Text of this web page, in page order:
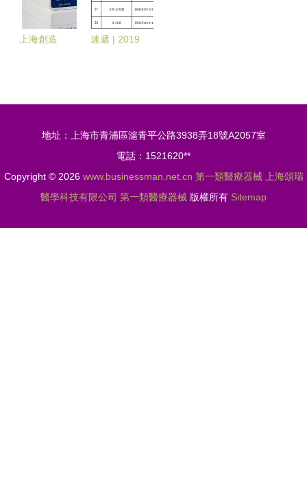
上海創造
獲批上市
速遞 | 2019
地址：上海市青浦區滬青平公路3938弄18號A2057室
電話：1521620**
Copyright © 2026 www.businessman.net.cn 第一類醫療器械
上海頌瑞
醫學科技有限公司 第一類醫療器械 版權所有 Sitemap